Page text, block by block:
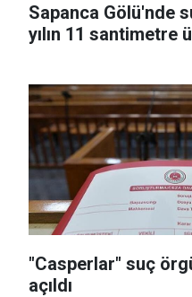
Sapanca Gölü'nde
yılın 11 santimetre
"Casperlar" suç
açıldı